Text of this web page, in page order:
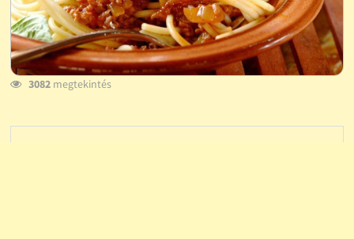
3082megtekintés